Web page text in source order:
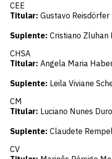
CEE
Titular: Gustavo Reisdörfer
Suplente: Cristiano Zluhan
CHSA
Titular: Angela Maria
Suplente: Leila Viviane
CM
Titular: Luciano Nunes Duro
Suplente: Claudete
CV